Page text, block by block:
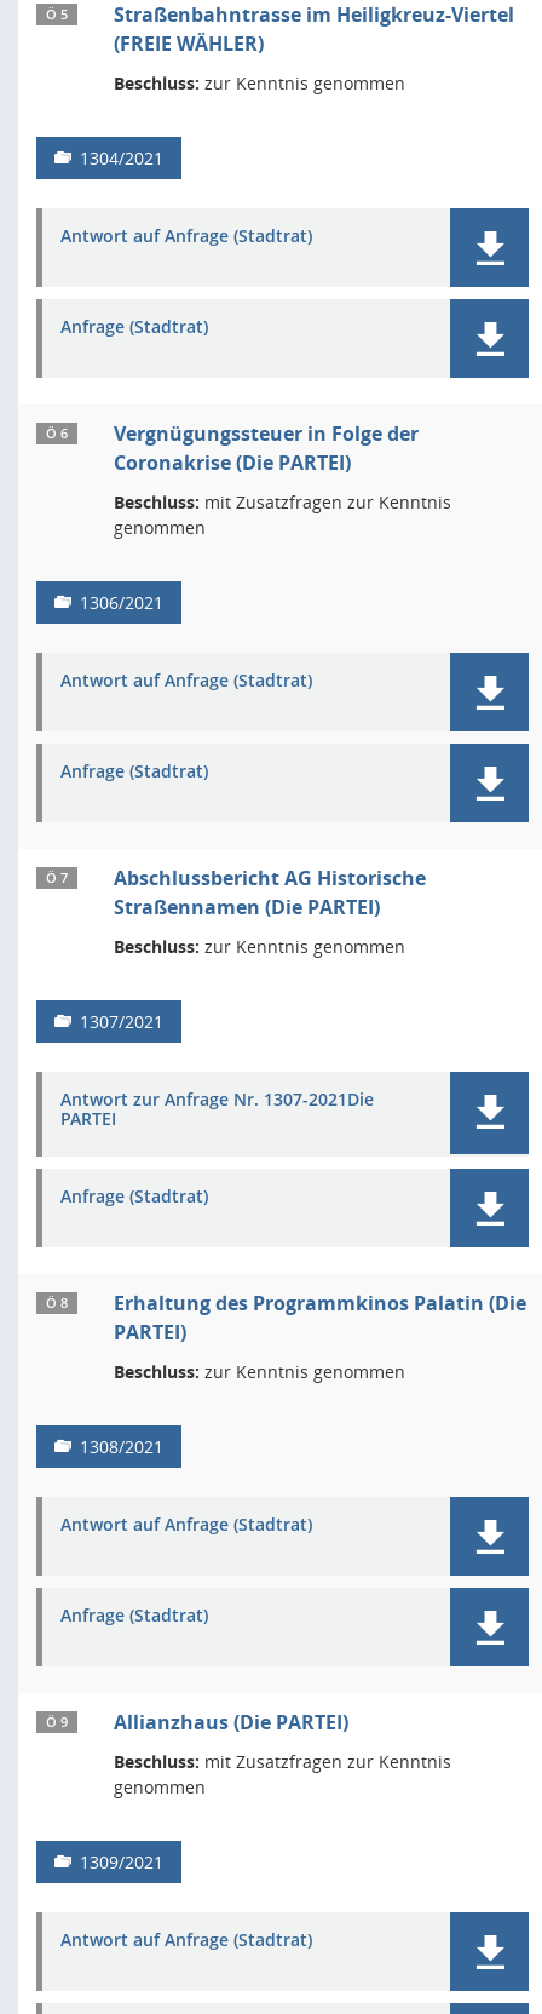
Ö 5
Straßenbahntrasse im Heiligkreuz-Viertel
(FREIE WÄHLER)
Beschluss: zur Kenntnis genommen
1304/2021
Antwort auf Anfrage (Stadtrat)
Anfrage (Stadtrat)
Ö 6
Vergnügungssteuer in Folge der
Coronakrise (Die PARTEI)
Beschluss: mit Zusatzfragen zur Kenntnis
genommen
1306/2021
Antwort auf Anfrage (Stadtrat)
Anfrage (Stadtrat)
Ö 7
Abschlussbericht AG Historische
Straßennamen (Die PARTEI)
Beschluss: zur Kenntnis genommen
1307/2021
Antwort zur Anfrage Nr. 1307-2021Die
PARTEI
Anfrage (Stadtrat)
Ö 8
Erhaltung des Programmkinos Palatin (Die
PARTEI)
Beschluss: zur Kenntnis genommen
1308/2021
Antwort auf Anfrage (Stadtrat)
Anfrage (Stadtrat)
Ö 9 Allianzhaus (Die PARTEI)
Beschluss: mit Zusatzfragen zur Kenntnis
genommen
1309/2021
Antwort auf Anfrage (Stadtrat)